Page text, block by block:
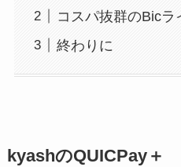
コスパ抜群のBicラ
終わりに
kyashのQUICPay＋